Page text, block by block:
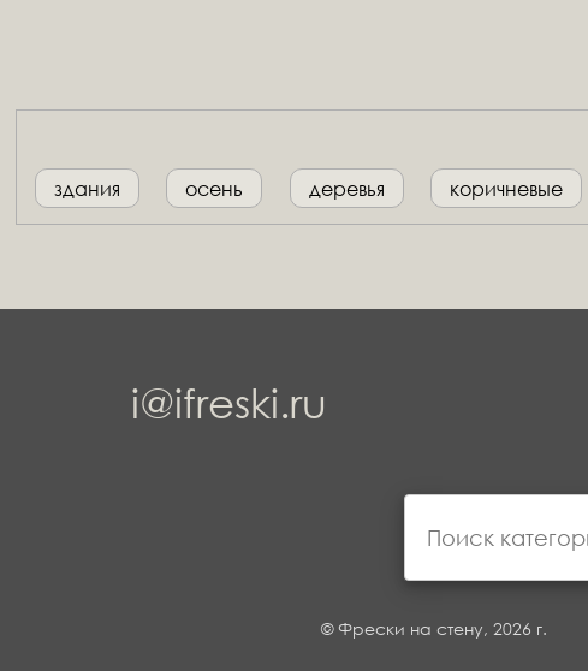
здания осень деревья коричневые
i@ifreski.ru
© Фрески на стену, 2026 г.